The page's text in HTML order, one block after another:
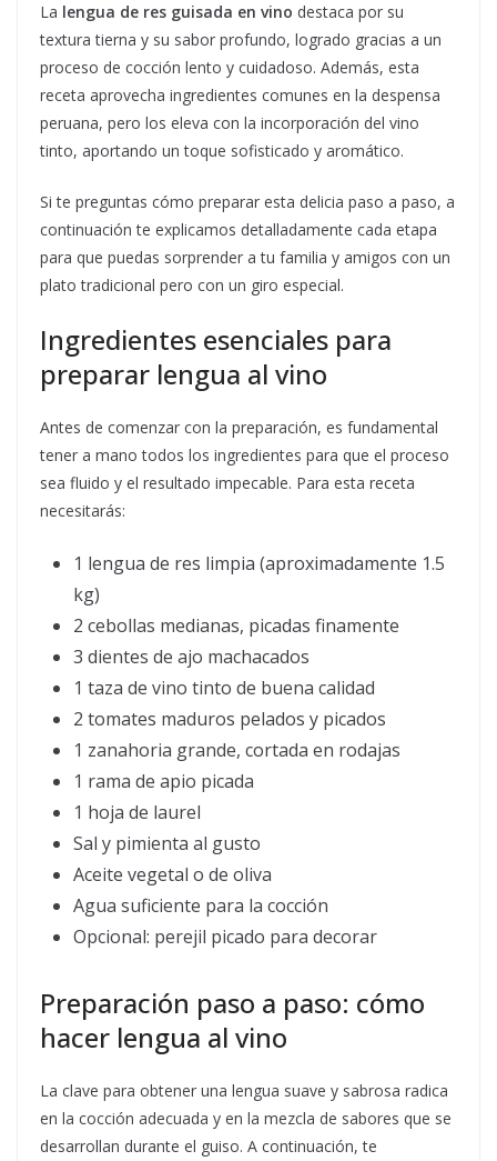
La lengua de res guisada en vino destaca por su
textura tierna y su sabor profundo, logrado gracias a un
proceso de cocción lento y cuidadoso. Además, esta
receta aprovecha ingredientes comunes en la despensa
peruana, pero los eleva con la incorporación del vino
tinto, aportando un toque sofisticado y aromático.
Si te preguntas cómo preparar esta delicia paso a paso, a
continuación te explicamos detalladamente cada etapa
para que puedas sorprender a tu familia y amigos con un
plato tradicional pero con un giro especial.
Ingredientes esenciales para
preparar lengua al vino
Antes de comenzar con la preparación, es fundamental
tener a mano todos los ingredientes para que el proceso
sea fluido y el resultado impecable. Para esta receta
necesitarás:
1 lengua de res limpia (aproximadamente 1.5
kg)
2 cebollas medianas, picadas finamente
3 dientes de ajo machacados
1 taza de vino tinto de buena calidad
2 tomates maduros pelados y picados
1 zanahoria grande, cortada en rodajas
1 rama de apio picada
1 hoja de laurel
Sal y pimienta al gusto
Aceite vegetal o de oliva
Agua suficiente para la cocción
Opcional: perejil picado para decorar
Preparación paso a paso: cómo
hacer lengua al vino
La clave para obtener una lengua suave y sabrosa radica
en la cocción adecuada y en la mezcla de sabores que se
desarrollan durante el guiso. A continuación, te